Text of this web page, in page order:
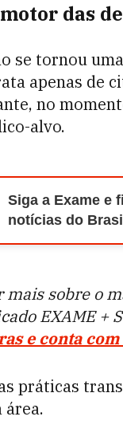
das
se tornou
apenas de
no
alvo.
Siga a Exame e
notícias do
mais sobre o
EXAME +
e conta
práticas